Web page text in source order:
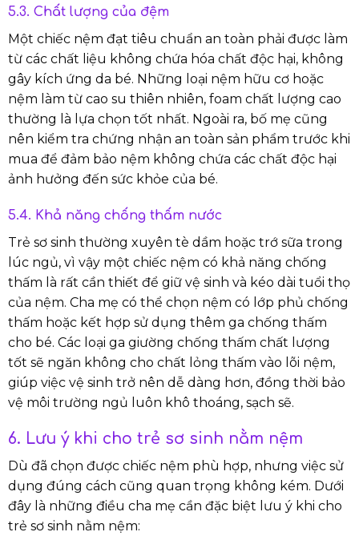
5.3. Chất lượng của đệm
Một chiếc nệm đạt tiêu chuẩn an toàn phải được làm
từ các chất liệu không chứa hóa chất độc hại, không
gây kích ứng da bé. Những loại nệm hữu cơ hoặc
nệm làm từ cao su thiên nhiên, foam chất lượng cao
thường là lựa chọn tốt nhất. Ngoài ra, bố mẹ cũng
nên kiểm tra chứng nhận an toàn sản phẩm trước khi
mua để đảm bảo nệm không chứa các chất độc hại
ảnh hưởng đến sức khỏe của bé.
5.4. Khả năng chống thấm nước
Trẻ sơ sinh thường xuyên tè dầm hoặc trớ sữa trong
lúc ngủ, vì vậy một chiếc nệm có khả năng chống
thấm là rất cần thiết để giữ vệ sinh và kéo dài tuổi thọ
của nệm. Cha mẹ có thể chọn nệm có lớp phủ chống
thấm hoặc kết hợp sử dụng thêm ga chống thấm
cho bé. Các loại ga giường chống thấm chất lượng
tốt sẽ ngăn không cho chất lỏng thấm vào lõi nệm,
giúp việc vệ sinh trở nên dễ dàng hơn, đồng thời bảo
vệ môi trường ngủ luôn khô thoáng, sạch sẽ.
6. Lưu ý khi cho trẻ sơ sinh nằm nệm
Dù đã chọn được chiếc nệm phù hợp, nhưng việc sử
dụng đúng cách cũng quan trọng không kém. Dưới
đây là những điều cha mẹ cần đặc biệt lưu ý khi cho
trẻ sơ sinh nằm nệm: